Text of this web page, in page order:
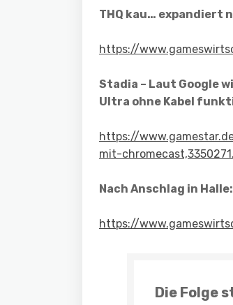
THQ kau… expandiert
https://
Stadia – Laut Google
Ultra ohne Kabel
https://
mit-
Nach Anschlag in
https://
Die Folge